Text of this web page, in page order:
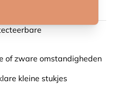
of zware omstandigheden
kleine stukjes